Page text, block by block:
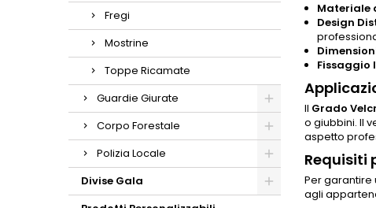
Fregi
Mostrine
Toppe Ricamate
Guardie Giurate
Corpo Forestale
Polizia Locale
Divise Gala
Materiale
Design
Fissaggio
Il Grado
o giubbini. Il
aspetto
Requisiti
Per garantire
agli